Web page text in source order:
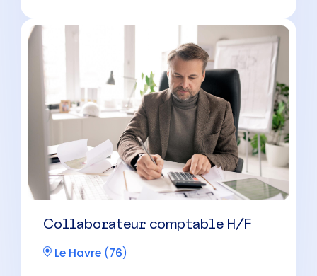
Collaborateur comptable H/F
Le Havre (76)